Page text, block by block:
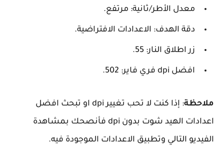
معدل الأطر/ثانية: مرتفع.
دقة الهدف: الاعدادات الافتراضية.
زر اطلاق النار: 55.
افضل dpi فري فاير: 502.
: إذا كنت لا تحب تغيير dpi او تبحث افضل
اعدادات الهيد شوت بدون dpi فأنصحك بمشاهدة
التالي وتطبيق الاعدادات الموجودة فيه.